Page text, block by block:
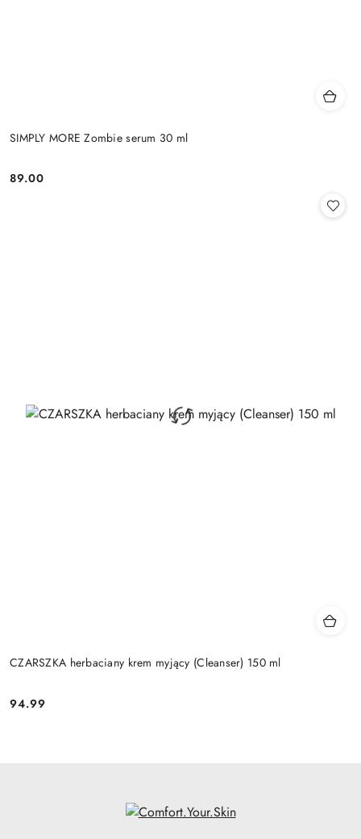
SIMPLY MORE Zombie serum 30 ml
Cena:
89.00
CZARSZKA herbaciany krem myjący (Cleanser) 150 ml
Cena:
94.99